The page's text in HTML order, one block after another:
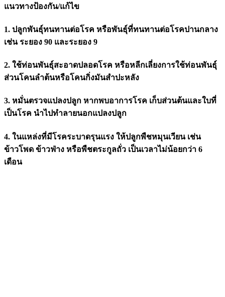
แนวทางป้องกัน/แก้ไข
1. ปลูกพันธุ์ทนทานต่อโรค หรือพันธุ์ที่ทนทานต่อโรคปานกลาง
เช่น ระยอง 90 และระยอง 9
2. ใช้ท่อนพันธุ์สะอาดปลอดโรค หรือหลีกเลี่ยงการใช้ท่อนพันธุ์
ส่วนโคนลำต้นหรือโคนกิ่งมันสำปะหลัง
3. หมั่นตรวจแปลงปลูก หากพบอาการโรค เก็บส่วนต้นและใบที่
เป็นโรค นำไปทำลายนอกแปลงปลูก
4. ในแหล่งที่มีโรคระบาดรุนแรง ให้ปลูกพืชหมุนเวียน เช่น
ข้าวโพด ข้าวฟ่าง หรือพืชตระกูลถั่ว เป็นเวลาไม่น้อยกว่า 6
เดือน